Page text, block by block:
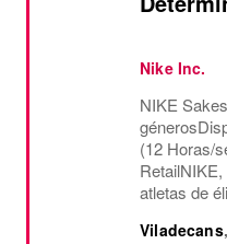
Nike Inc.
NIKE
(12 Horas/
atletas de
barreras y
Viladecans